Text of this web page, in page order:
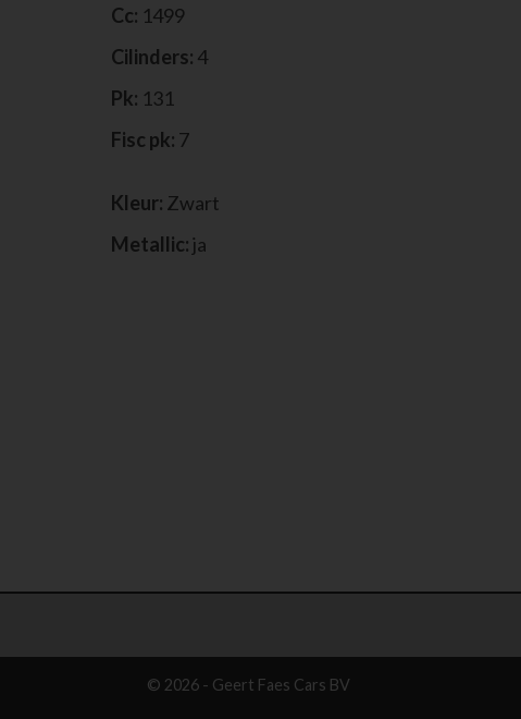
Cc: 1499
Cilinders: 4
Pk: 131
Fisc pk: 7
Kleur: Zwart
Metallic:ja
© 2026 - Geert Faes Cars BV